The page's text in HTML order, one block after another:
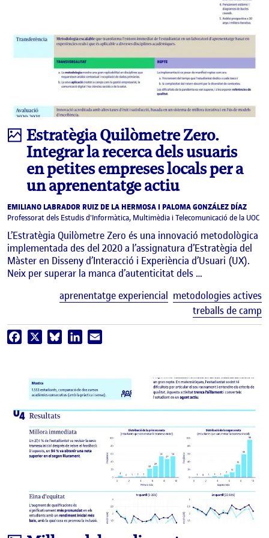
Infografia
Estratègia Quilòmetre Zero.
Integrar la recerca dels usuaris
en petites empreses locals per a
un aprenentatge actiu
EMILIANO LABRADOR RUIZ DE LA HERMOSA I PALOMA GONZÁLEZ DÍAZ
Professorat dels Estudis d'Informàtica, Multimèdia i Telecomunicació de la UOC
L’Estratègia Quilòmetre Zero és una innovació metodològica
implementada des del 2020 a l’assignatura d’Estratègia del
Màster en Disseny d’Interacció i Experiència d’Usuari (UX).
Neix per superar la manca d’autenticitat dels …
aprenentatge experiencial metodologies actives
treballs de camp
Facebook BlueskyLinkedIn